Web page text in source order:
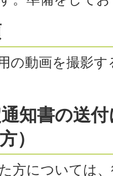
の動画を撮影
知書の送
）
方については